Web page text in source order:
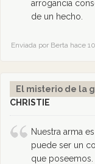
arrogancia
de un hecho.
Enviada por Berta hace
El misterio de la
CHRISTIE
Nuestra arma
puede ser un
que poseemos.